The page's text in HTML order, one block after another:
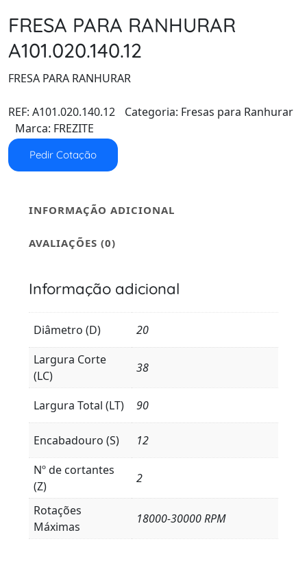
FRESA PARA RANHURAR
A101.020.140.12
FRESA PARA RANHURAR
REF: A101.020.140.12 Categoria: Fresas para Ranhurar
Marca: FREZITE
Pedir Cotação
INFORMAÇÃO ADICIONAL
AVALIAÇÕES (0)
Informação adicional
Diâmetro (D)
20
Largura Corte
(LC)
38
Largura Total (LT) 90
Encabadouro (S)
12
Nº de cortantes
(Z)
2
Rotações
Máximas
18000-30000 RPM